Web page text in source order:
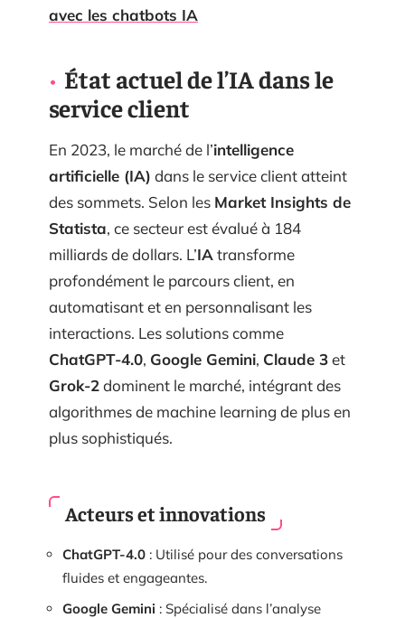
avec les chatbots IA
État actuel de l’IA dans le
service client
En 2023, le marché de l’intelligence
artificielle (IA) dans le service client atteint
des sommets. Selon les Market Insights de
Statista, ce secteur est évalué à 184
milliards de dollars. L’IA transforme
profondément le parcours client, en
automatisant et en personnalisant les
interactions. Les solutions comme
ChatGPT-4.0, Google Gemini, Claude 3et
Grok-2dominent le marché, intégrant des
algorithmes de machine learning de plus en
plus sophistiqués.
Acteurs et innovations
ChatGPT-4.0 : Utilisé pour des conversations
fluides et engageantes.
Google Gemini : Spécialisé dans l’analyse